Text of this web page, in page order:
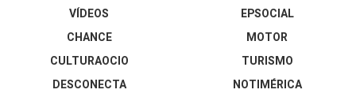
VÍDEOS
EPSOCIAL
CHANCE
CULTURAOCIO
DESCONECTA
MOTOR
TURISMO
NOTIMÉRICA